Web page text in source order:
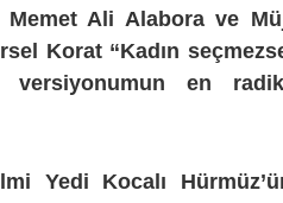
Ali Alabora ve
Korat “Kadın
en
Yedi Kocalı